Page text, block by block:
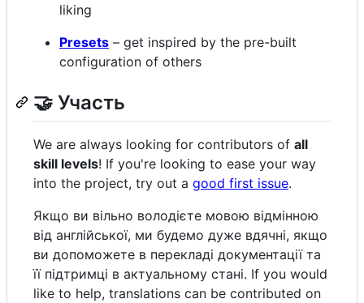
liking
Presets – get inspired by the pre-built
configuration of others
🤝 Участь
We are always looking for contributors of all
skill levels! If you're looking to ease your way
into the project, try out a good first issue.
Якщо ви вільно володієте мовою відмінною
від англійської, ми будемо дуже вдячні, якщо
ви допоможете в перекладі документації та
її підтримці в актуальному стані. If you would
like to help, translations can be contributed on